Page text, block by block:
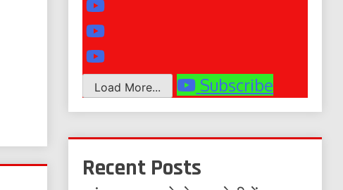
Load More... Subscribe
Recent Posts